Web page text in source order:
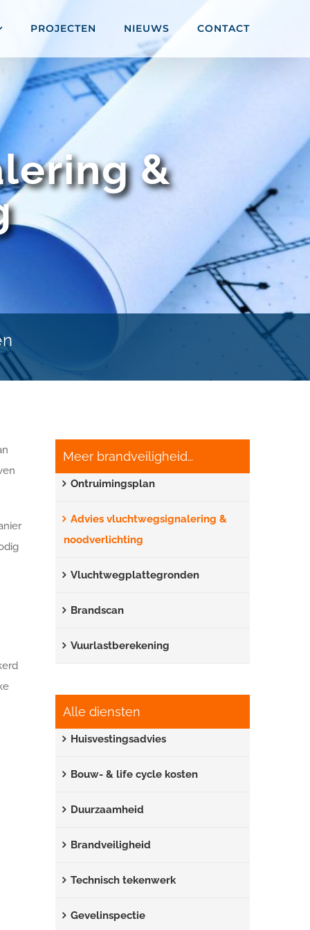
PROJECTEN NIEUWS CONTACT
&
Meer brandveiligheid…
Ontruimingsplan
Advies vluchtwegsignalering &
noodverlichting
Vluchtwegplattegronden
Brandscan
Vuurlastberekening
Alle diensten
Huisvestingsadvies
Bouw- & life cycle kosten
Duurzaamheid
Brandveiligheid
Technisch tekenwerk
Gevelinspectie